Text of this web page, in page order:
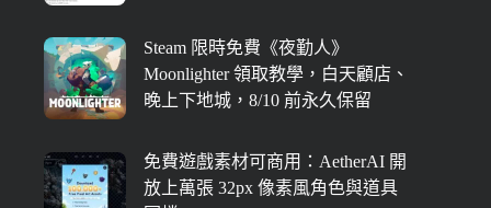
Steam 限時免費《夜勤人》
Moonlighter 領取教學，白天顧店、
晚上下地城，8/10 前永久保留
免費遊戲素材可商用：AetherAI 開
放上萬張 32px 像素風角色與道具